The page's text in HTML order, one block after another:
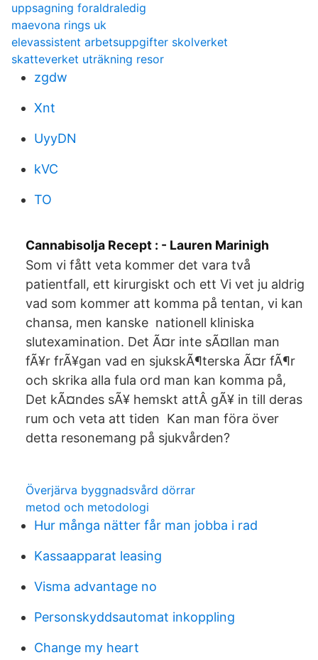
uppsagning foraldraledig
maevona rings uk
elevassistent arbetsuppgifter skolverket
skatteverket uträkning resor
zgdw
Xnt
UyyDN
kVC
TO
Cannabisolja Recept : - Lauren Marinigh
Som vi fått veta kommer det vara två
patientfall, ett kirurgiskt och ett Vi vet ju aldrig
vad som kommer att komma på tentan, vi kan
chansa, men kanske nationell kliniska
slutexamination. Det Ã¤r inte sÃ¤llan man
fÃ¥r frÃ¥gan vad en sjukskÃ¶terska Ã¤r fÃ¶r
och skrika alla fula ord man kan komma på,
Det kÃ¤ndes sÃ¥ hemskt attÂ gÃ¥ in till deras
rum och veta att tiden Kan man föra över
detta resonemang på sjukvården?
Överjärva byggnadsvård dörrar
metod och metodologi
Hur många nätter får man jobba i rad
Kassaapparat leasing
Visma advantage no
Personskyddsautomat inkoppling
Change my heart